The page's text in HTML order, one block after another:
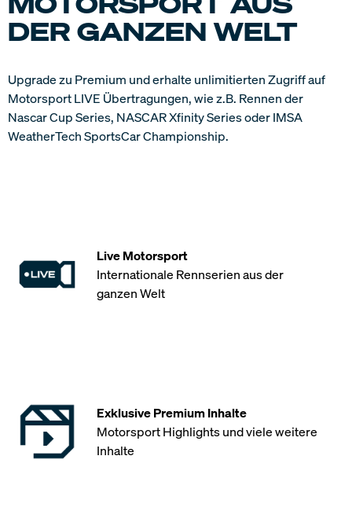
DER GANZEN WELT
Upgrade zu Premium und erhalte unlimitierten Zugriff auf
Motorsport LIVE Übertragungen, wie z.B. Rennen der
Nascar Cup Series, NASCAR Xfinity Series oder IMSA
WeatherTech SportsCar Championship.
Live Motorsport
Internationale Rennserien aus der
ganzen Welt
Exklusive Premium Inhalte
Motorsport Highlights und viele weitere
Inhalte